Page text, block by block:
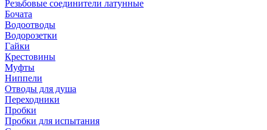
Резьбовые соединители латунные
Бочата
Водоотводы
Водорозетки
Гайки
Крестовины
Муфты
Ниппели
Отводы для душа
Переходники
Пробки
Пробки для испытания